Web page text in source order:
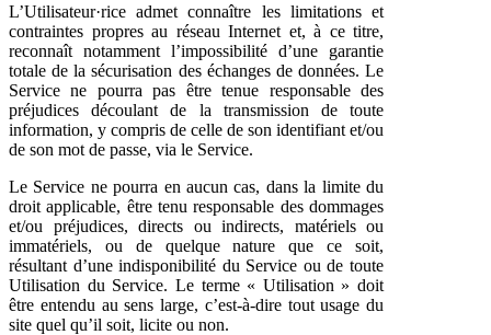
L’Utilisateur·rice admet connaître les limitations et
contraintes propres au réseau Internet et, à ce titre,
reconnaît notamment l’impossibilité d’une garantie
totale de la sécurisation des échanges de données. Le
Service ne pourra pas être tenue responsable des
préjudices découlant de la transmission de toute
information, y compris de celle de son identifiant et/ou
de son mot de passe, via le Service.
Le Service ne pourra en aucun cas, dans la limite du
droit applicable, être tenu responsable des dommages
et/ou préjudices, directs ou indirects, matériels ou
immatériels, ou de quelque nature que ce soit,
résultant d’une indisponibilité du Service ou de toute
Utilisation du Service. Le terme « Utilisation » doit
être entendu au sens large, c’est-à-dire tout usage du
site quel qu’il soit, licite ou non.